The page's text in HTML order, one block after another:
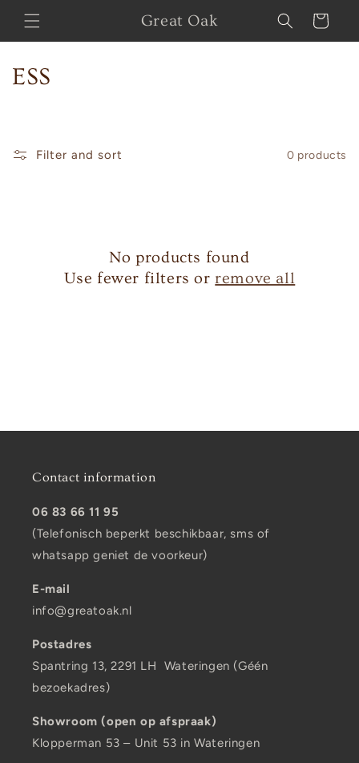
Skip to
content
Great Oak Cart
C
ESS
Filter and sort 0 products
No products found
Use fewer filters orremove all
Contact information
06 83 66 11 95
(Telefonisch beperkt beschikbaar, sms of
whatsapp geniet de voorkeur)
E-mail
info@greatoak.nl
Postadres
Spantring 13, 2291 LH Wateringen (Géén
bezoekadres)
Showroom (open op afspraak)
Klopperman 53 – Unit 53 in Wateringen